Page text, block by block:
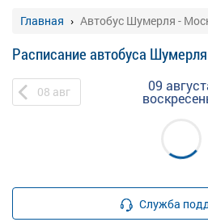
Главная Автобус Шумерля -
Расписание автобуса
08 авг 09
Служба